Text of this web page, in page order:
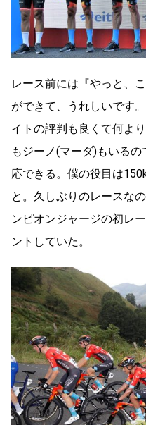
レース前には『やっと、
ができて、うれしいです
イトの評判も良くて何よ
もジーノ(マーダ)もいる
応できる。僕の役目は
と。久しぶりのレースな
ンピオンジャージの初レ
ントしていた。